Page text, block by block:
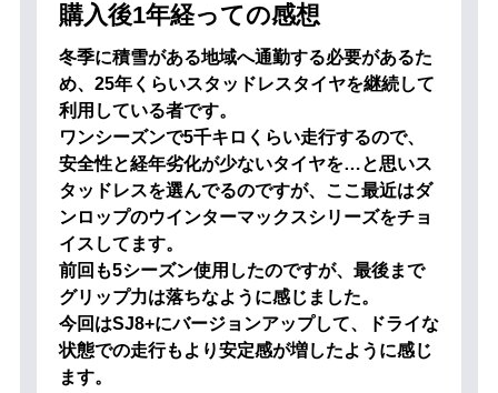
購入後1年経っての感想
冬季に積雪がある地域へ通勤する必要があるた
め、25年くらいスタッドレスタイヤを継続して
利用している者です。
ワンシーズンで5千キロくらい走行するので、
安全性と経年劣化が少ないタイヤを…と思いス
タッドレスを選んでるのですが、ここ最近はダ
ンロップのウインターマックスシリーズをチョ
イスしてます。
前回も5シーズン使用したのですが、最後まで
グリップ力は落ちなように感じました。
今回はSJ8+にバージョンアップして、ドライな
状態での走行もより安定感が増したように感じ
ます。